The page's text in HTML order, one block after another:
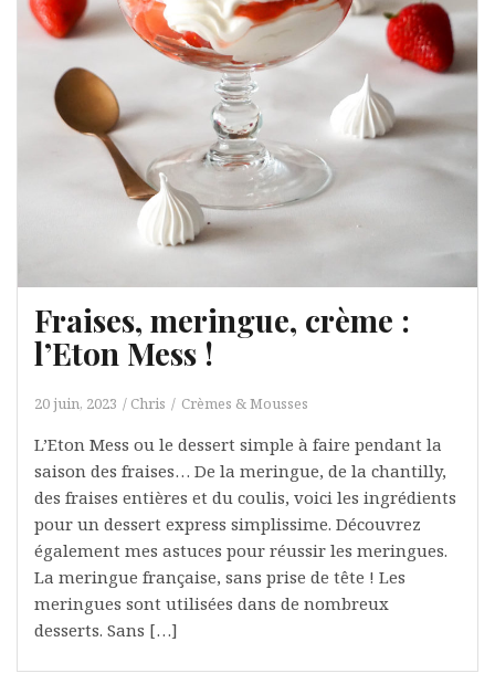
Fraises, meringue, crème :
l’Eton Mess !
20 juin, 2023 Chris Crèmes & Mousses
L’Eton Mess ou le dessert simple à faire pendant la
saison des fraises… De la meringue, de la chantilly,
des fraises entières et du coulis, voici les ingrédients
pour un dessert express simplissime. Découvrez
également mes astuces pour réussir les meringues.
La meringue française, sans prise de tête ! Les
meringues sont utilisées dans de nombreux
desserts. Sans […]